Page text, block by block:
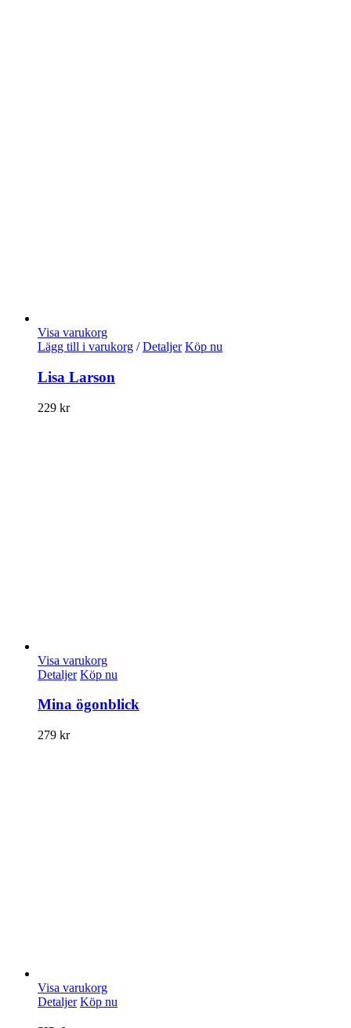
Visa varukorg
Lägg till i varukorg / Detaljer Köp nu
Lisa Larson
229 kr
Visa varukorg
Detaljer Köp nu
Mina ögonblick
279 kr
Visa varukorg
Detaljer Köp nu